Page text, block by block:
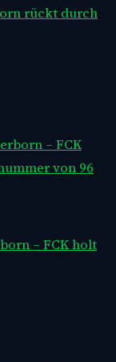
rückt durch
– FCK holt